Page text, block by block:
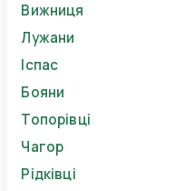
Вижниця
Лужани
Іспас
Бояни
Топорівці
Чагор
Рідківці